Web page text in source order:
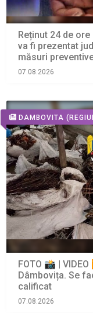
Reținut 24 de
va fi prezentat
măsuri
07.08.2026
DAMBOVITA
FOTO 📸 |
Dâmbovița. Se
calificat
07.08.2026